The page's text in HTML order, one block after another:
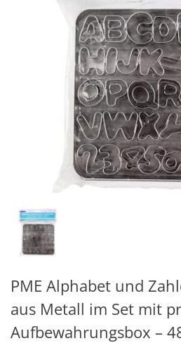
PME Alphabet und
aus Metall im Set mit
Aufbewahrungsbox –